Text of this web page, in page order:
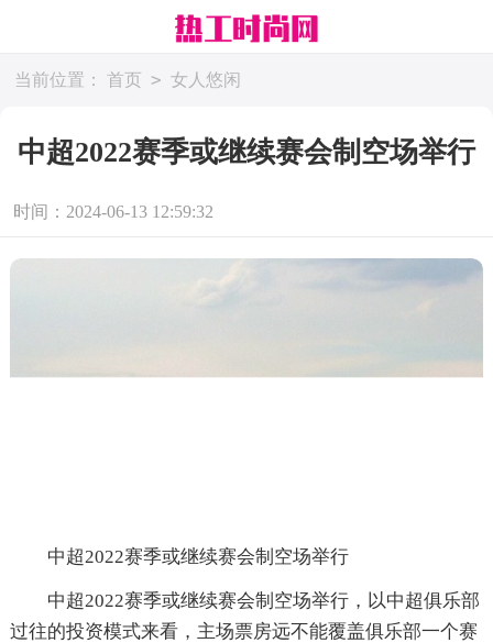
当前位置： 首页 > 女人悠闲
中超2022赛季或继续赛会制空场举行
时间：2024-06-13 12:59:32
中超2022赛季或继续赛会制空场举行
中超2022赛季或继续赛会制空场举行，以中超俱乐部
过往的投资模式来看，主场票房远不能覆盖俱乐部一个赛